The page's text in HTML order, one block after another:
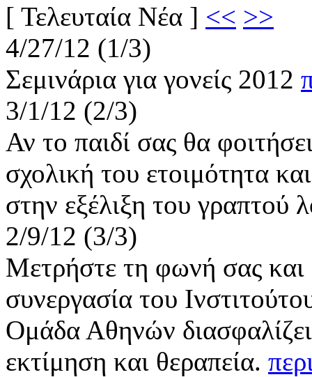
[ Τελευταία Νέα ] << >>
4/27/12 (1/3)
Σεμινάρια για γονείς 2012
3/1/12 (2/3)
Αν το παιδί σας θα
σχολική του ετοιμότητα
στην εξέλιξη του γραπτού
2/9/12 (3/3)
Μετρήστε τη φωνή σας και
συνεργασία του
Ομάδα Αθηνών
εκτίμηση και θεραπεία.